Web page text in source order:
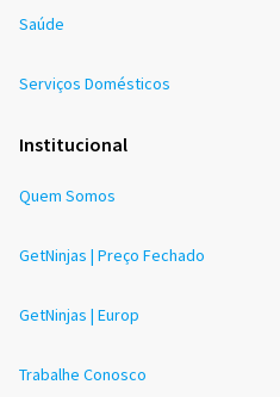
Saúde
Serviços Domésticos
Institucional
Quem Somos
GetNinjas | Preço Fechado
GetNinjas | Europ
Trabalhe Conosco